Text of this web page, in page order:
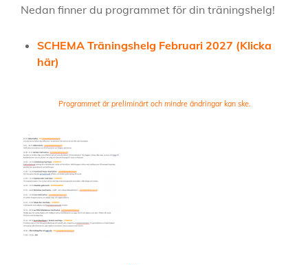
Nedan finner du programmet för din träningshelg!
SCHEMA Träningshelg Februari 2027 (Klicka
här)
Programmet är preliminärt och mindre ändringar kan ske.